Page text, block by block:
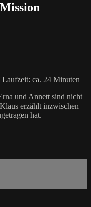
Laufzeit: ca. 24 Minuten
und Annett sind nicht
erzählt inzwischen
hat.